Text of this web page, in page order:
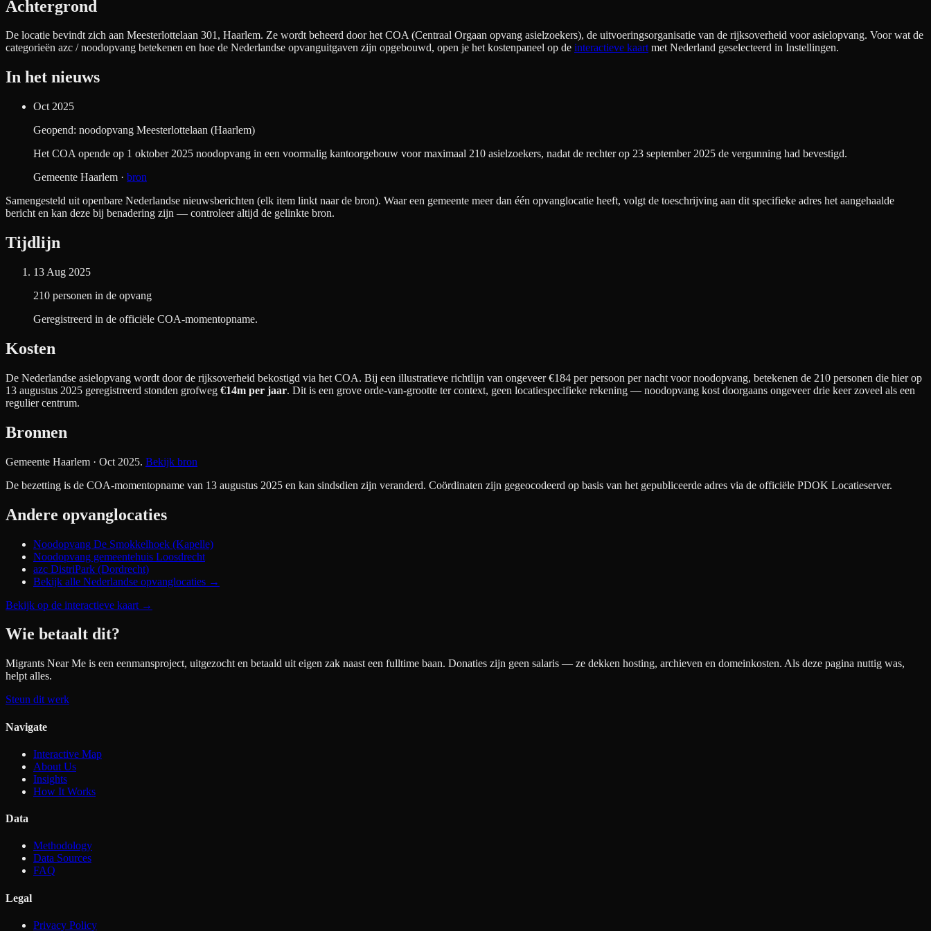
Achtergrond
De locatie bevindt zich aan Meesterlottelaan 301, Haarlem. Ze wordt beheerd door het COA (Centraal Orgaan opvang asielzoekers), de uitvoeringsorganisatie van de rijksoverheid voor asielopvang. Voor wat de
categorieën azc / noodopvang betekenen en hoe de Nederlandse opvanguitgaven zijn opgebouwd, open je het kostenpaneel op de interactieve kaart met Nederland geselecteerd in Instellingen.
In het nieuws
Oct 2025
Geopend: noodopvang Meesterlottelaan (Haarlem)
Het COA opende op 1 oktober 2025 noodopvang in een voormalig kantoorgebouw voor maximaal 210 asielzoekers, nadat de rechter op 23 september 2025 de vergunning had bevestigd.
Gemeente Haarlem · bron
Samengesteld uit openbare Nederlandse nieuwsberichten (elk item linkt naar de bron). Waar een gemeente meer dan één opvanglocatie heeft, volgt de toeschrijving aan dit specifieke adres het aangehaalde
bericht en kan deze bij benadering zijn — controleer altijd de gelinkte bron.
Tijdlijn
13 Aug 2025
210 personen in de opvang
Geregistreerd in de officiële COA-momentopname.
Kosten
De Nederlandse asielopvang wordt door de rijksoverheid bekostigd via het COA. Bij een illustratieve richtlijn van ongeveer €184 per persoon per nacht voor noodopvang, betekenen de 210 personen die hier op
13 augustus 2025 geregistreerd stonden grofweg €14m per jaar. Dit is een grove orde-van-grootte ter context, geen locatiespecifieke rekening — noodopvang kost doorgaans ongeveer drie keer zoveel als een
regulier centrum.
Bronnen
Gemeente Haarlem · Oct 2025. Bekijk bron
De bezetting is de COA-momentopname van 13 augustus 2025 en kan sindsdien zijn veranderd. Coördinaten zijn gegeocodeerd op basis van het gepubliceerde adres via de officiële PDOK Locatieserver.
Andere opvanglocaties
Noodopvang De Smokkelhoek (Kapelle)
Noodopvang gemeentehuis Loosdrecht
azc DistriPark (Dordrecht)
Bekijk alle Nederlandse opvanglocaties →
Bekijk op de interactieve kaart →
Wie betaalt dit?
Migrants Near Me is een eenmansproject, uitgezocht en betaald uit eigen zak naast een fulltime baan. Donaties zijn geen salaris — ze dekken hosting, archieven en domeinkosten. Als deze pagina nuttig was,
helpt alles.
Steun dit werk
Navigate
Interactive Map
About Us
Insights
How It Works
Data
Methodology
Data Sources
FAQ
Legal
Privacy Policy